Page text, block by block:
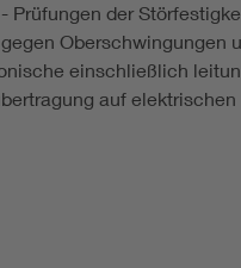
Cybersecurity in der
DIN VDE 0100 für
Prüfungen der
Oberschwingungen
einschließlich
auf elektrischen